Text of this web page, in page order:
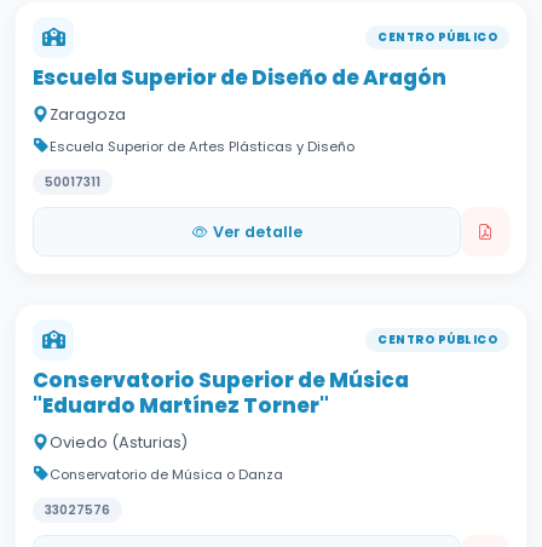
CENTRO PÚBLICO
Escuela Superior de Diseño de Aragón
Zaragoza
Escuela Superior de Artes Plásticas y Diseño
50017311
Ver detalle
CENTRO PÚBLICO
Conservatorio Superior de Música
"Eduardo Martínez Torner"
Oviedo (Asturias)
Conservatorio de Música o Danza
33027576